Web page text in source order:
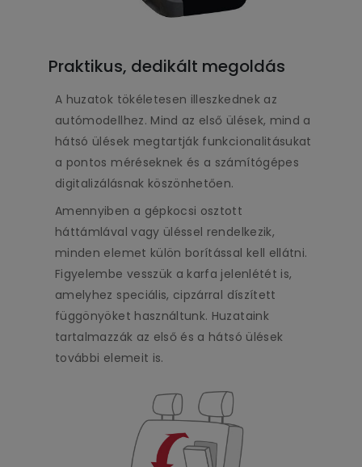
Praktikus, dedikált megoldás
A huzatok tökéletesen illeszkednek az
autómodellhez. Mind az első ülések, mind a
hátsó ülések megtartják funkcionalitásukat
a pontos méréseknek és a számítógépes
digitalizálásnak köszönhetően.
Amennyiben a gépkocsi osztott
háttámlával vagy üléssel rendelkezik,
minden elemet külön borítással kell ellátni.
Figyelembe vesszük a karfa jelenlétét is,
amelyhez speciális, cipzárral díszített
függönyöket használtunk. Huzataink
tartalmazzák az első és a hátsó ülések
további elemeit is.